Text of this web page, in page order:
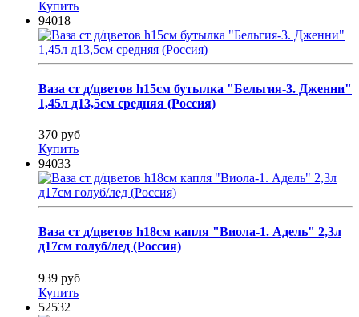
Купить
94018
Ваза ст д/цветов h15см бутылка "Бельгия-3. Дженни"
1,45л д13,5см средняя (Россия)
370 руб
Купить
94033
Ваза ст д/цветов h18см капля "Виола-1. Адель" 2,3л
д17см голуб/лед (Россия)
939 руб
Купить
52532